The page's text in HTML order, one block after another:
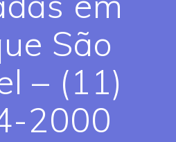
São
– (11)
2000